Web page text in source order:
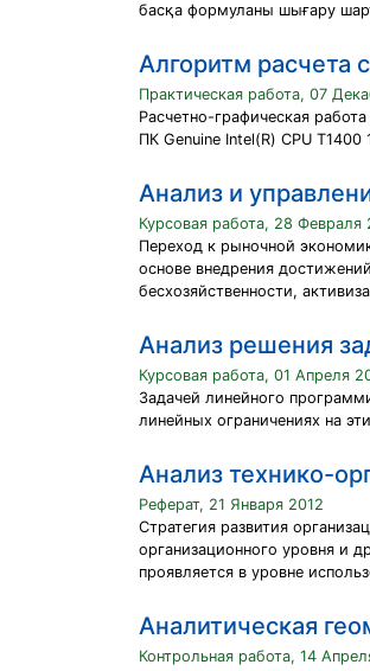
басқа формуланы шығару
Алгоритм расчета
Практическая работа, 07
Расчетно-графическая
ПК Genuine Intel(R) CPU T1400
Анализ и
Курсовая работа, 28 Февраля
Переход к рыночной
основе внедрения
бесхозяйственности,
Анализ решения
Курсовая работа, 01 Апреля
Задачей линейного
линейных ограничениях на
Анализ технико-
Реферат, 21 Января 2012
Стратегия развития
организационного уровня и
проявляется в уровне
Аналитическая
Контрольная работа, 14